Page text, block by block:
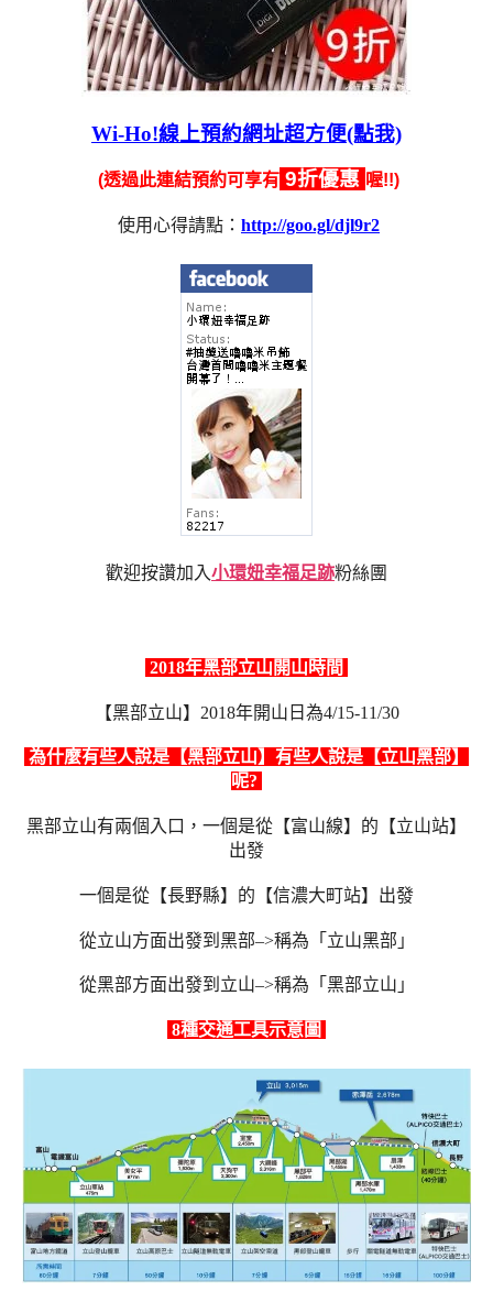
Wi-Ho!線上預約網址超方便(點我)
(透過此連結預約可享有 9折優惠 喔!!)
使用心得請點： http://goo.gl/djl9r2
歡迎按讚加入小環妞幸福足跡粉絲團
2018年黑部立山開山時間
【黑部立山】2018年開山日為4/15-11/30
為什麼有些人說是【黑部立山】有些人說是【立山黑部】
呢?
黑部立山有兩個入口，一個是從【富山線】的【立山站】
出發
一個是從【長野縣】的【信濃大町站】出發
從立山方面出發到黑部–>稱為「立山黑部」
從黑部方面出發到立山–>稱為「黑部立山」
8種交通工具示意圖